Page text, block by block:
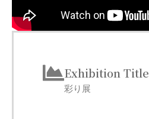
Exhibition Title
彩り展